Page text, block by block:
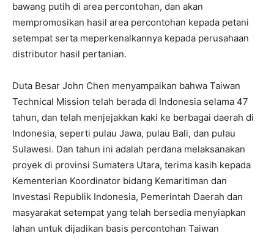
bawang putih di area percontohan, dan akan
mempromosikan hasil area percontohan kepada petani
setempat serta meperkenalkannya kepada perusahaan
distributor hasil pertanian.
Duta Besar John Chen menyampaikan bahwa Taiwan
Technical Mission telah berada di Indonesia selama 47
tahun, dan telah menjejakkan kaki ke berbagai daerah di
Indonesia, seperti pulau Jawa, pulau Bali, dan pulau
Sulawesi. Dan tahun ini adalah perdana melaksanakan
proyek di provinsi Sumatera Utara, terima kasih kepada
Kementerian Koordinator bidang Kemaritiman dan
Investasi Republik Indonesia, Pemerintah Daerah dan
masyarakat setempat yang telah bersedia menyiapkan
lahan untuk dijadikan basis percontohan Taiwan